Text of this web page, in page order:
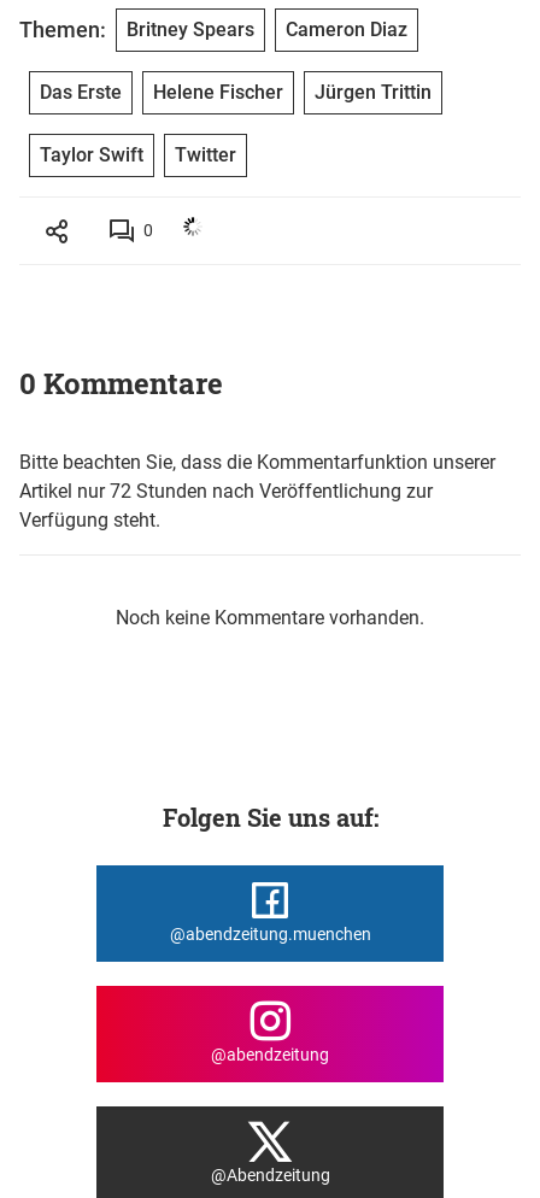
Themen: Britney Spears Cameron Diaz
Das Erste Helene Fischer Jürgen Trittin
Taylor Swift Twitter
0
0 Kommentare
Bitte beachten Sie, dass die Kommentarfunktion unserer
Artikel nur 72 Stunden nach Veröffentlichung zur
Verfügung steht.
Noch keine Kommentare vorhanden.
Folgen Sie uns auf:
@abendzeitung.muenchen
@abendzeitung
@Abendzeitung